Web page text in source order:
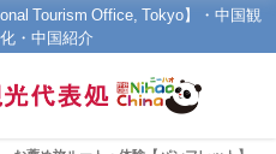
Tourism Office, Tokyo】・中国観
・中国紹介